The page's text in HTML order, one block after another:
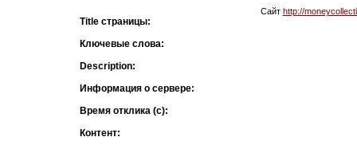
Сайт http://
Title страницы:
Ключевые слова:
Description:
Информация о сервере:
Время отклика (с):
Контент: